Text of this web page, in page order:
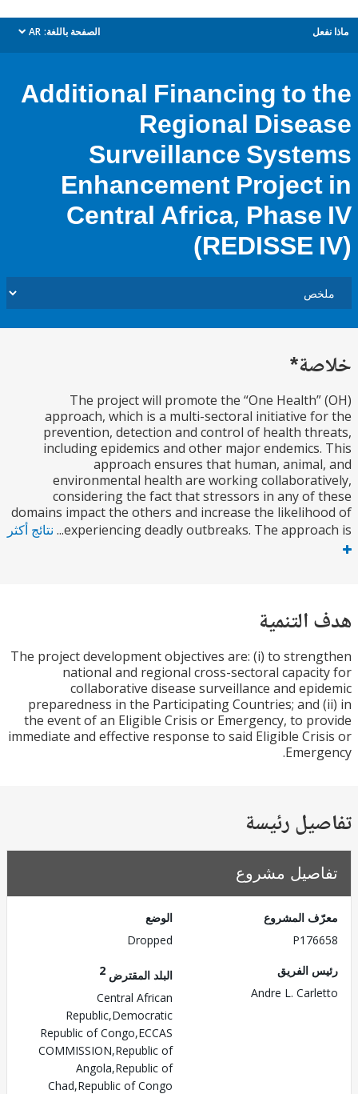
الصفحة باللغة: AR
dropdown
Additional Financing to
Regional
Surveillance
Enhancement
Central Africa,
The project will promote the “One
approach, which is a multi-sectoral initiative
prevention, detection and control of health
including epidemics and other major
approach ensures that human,
environmental health are working
considering the fact that stressors in any of
domains impact the others and increase the
experiencing deadly outbreaks. The
نتائج أكثر
The project development objectives are: (i) to
national and regional cross-sectoral
collaborative disease surveillance and
preparedness in the Participating Countries;
the event of an Eligible Crisis or Emergency, to
immediate and effective response to said Eligible
رئيسة
مشروع
المشروع
Dropped
الفريق
Andre L.
البلد المقترض
Central African
Republic,Democratic
Republic of Congo,ECCAS
COMMISSION,Republic of
Angola,Republic of
Chad,Republic of Congo